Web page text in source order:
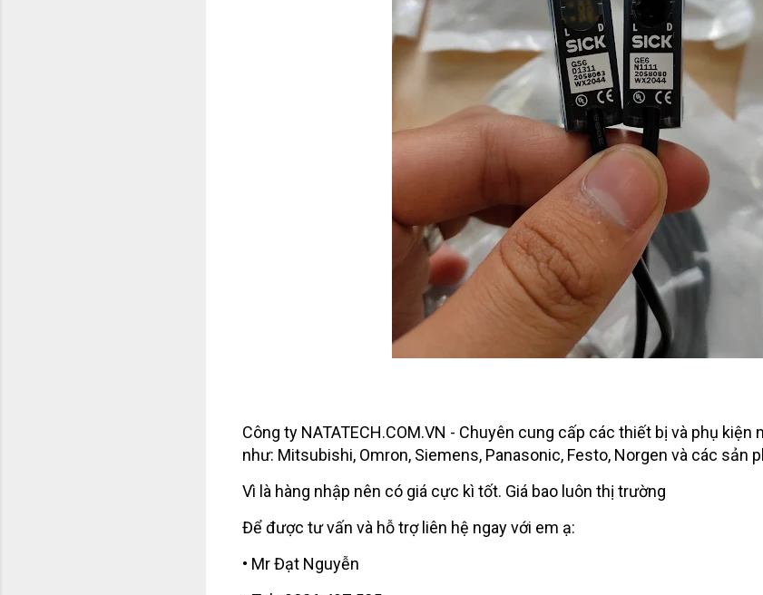
Công ty NATATECH.COM.VN - Chuyên cung cấp các thiết bị và phụ kiện
như: Mitsubishi, Omron, Siemens, Panasonic, Festo, Norgen và các sản
Vì là hàng nhập nên có giá cực kì tốt. Giá bao luôn thị trường
Để được tư vấn và hỗ trợ liên hệ ngay với em ạ:
• Mr Đạt Nguyễn